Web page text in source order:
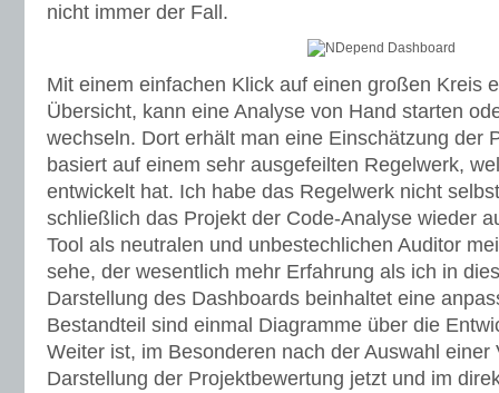
nicht immer der Fall.
Mit einem einfachen Klick auf einen großen Kreis
Übersicht, kann eine Analyse von Hand starten
wechseln. Dort erhält man eine Einschätzung der
basiert auf einem sehr ausgefeilten Regelwerk,
entwickelt hat. Ich habe das Regelwerk nicht
schließlich das Projekt der Code-Analyse wieder
Tool als neutralen und unbestechlichen Auditor
sehe, der wesentlich mehr Erfahrung als ich in
Darstellung des Dashboards beinhaltet eine
Bestandteil sind einmal Diagramme über die
Weiter ist, im Besonderen nach der Auswahl einer
Darstellung der Projektbewertung jetzt und im